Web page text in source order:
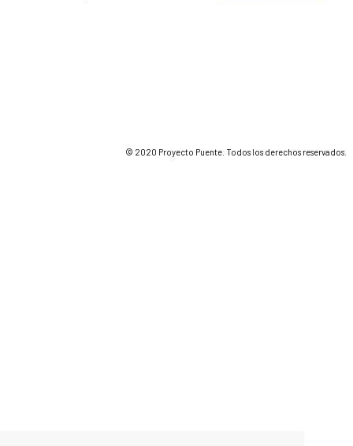
© 2020 Proyecto Puente. Todos los derechos reservados.